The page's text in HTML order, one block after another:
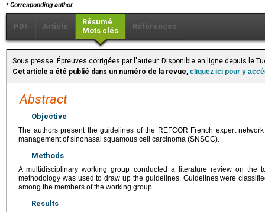
⁎Corresponding author.
PDF Article
Résumé
Mots clés
Références
Sous presse. Épreuves corrigées par l'auteur. Disponible en ligne depuis le
Cet article a été publié dans un numéro de la revue, cliquez ici pour y
Abstract
Objective
The authors present the guidelines of the REFCOR French expert
management of sinonasal squamous cell carcinoma (SNSCC).
Methods
A multidisciplinary working group conducted a literature review on the
methodology was used to draw up the guidelines. Guidelines were
among the members of the working group.
Results